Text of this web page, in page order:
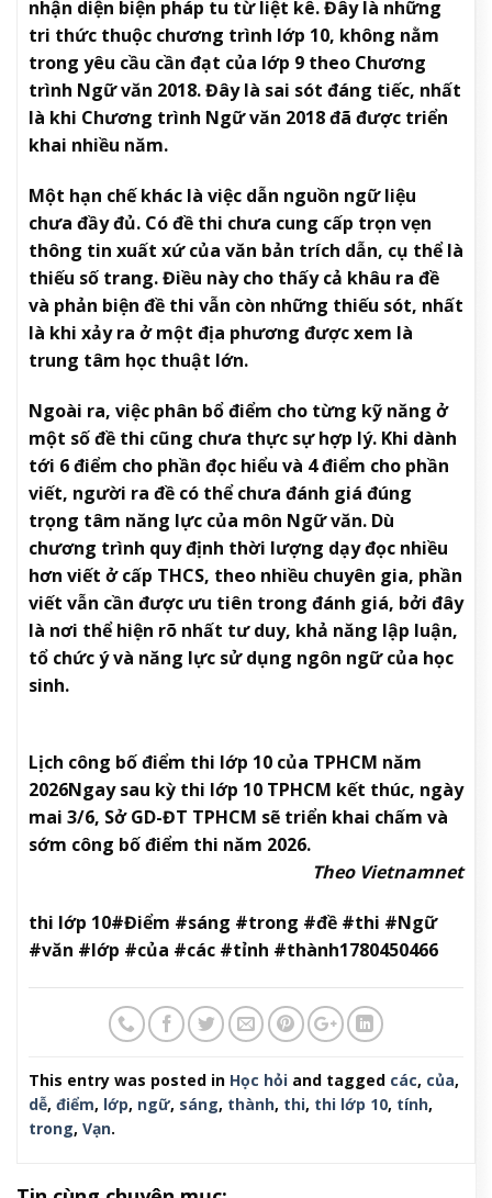
nhận diện biện pháp tu từ liệt kê. Đây là những
tri thức thuộc chương trình lớp 10, không nằm
trong yêu cầu cần đạt của lớp 9 theo Chương
trình Ngữ văn 2018. Đây là sai sót đáng tiếc, nhất
là khi Chương trình Ngữ văn 2018 đã được triển
khai nhiều năm.
Một hạn chế khác là việc dẫn nguồn ngữ liệu
chưa đầy đủ. Có đề thi chưa cung cấp trọn vẹn
thông tin xuất xứ của văn bản trích dẫn, cụ thể là
thiếu số trang. Điều này cho thấy cả khâu ra đề
và phản biện đề thi vẫn còn những thiếu sót, nhất
là khi xảy ra ở một địa phương được xem là
trung tâm học thuật lớn.
Ngoài ra, việc phân bổ điểm cho từng kỹ năng ở
một số đề thi cũng chưa thực sự hợp lý. Khi dành
tới 6 điểm cho phần đọc hiểu và 4 điểm cho phần
viết, người ra đề có thể chưa đánh giá đúng
trọng tâm năng lực của môn Ngữ văn. Dù
chương trình quy định thời lượng dạy đọc nhiều
hơn viết ở cấp THCS, theo nhiều chuyên gia, phần
viết vẫn cần được ưu tiên trong đánh giá, bởi đây
là nơi thể hiện rõ nhất tư duy, khả năng lập luận,
tổ chức ý và năng lực sử dụng ngôn ngữ của học
sinh.
Lịch công bố điểm thi lớp 10 của TPHCM năm
2026Ngay sau kỳ thi lớp 10 TPHCM kết thúc, ngày
mai 3/6, Sở GD-ĐT TPHCM sẽ triển khai chấm và
sớm công bố điểm thi năm 2026.
Theo Vietnamnet
thi lớp 10#Điểm #sáng #trong #đề #thi #Ngữ
#văn #lớp #của #các #tỉnh #thành1780450466
This entry was posted in Học hỏi and tagged các, của,
dễ, điểm, lớp, ngữ, sáng, thành, thi, thi lớp 10, tính,
trong, Vạn.